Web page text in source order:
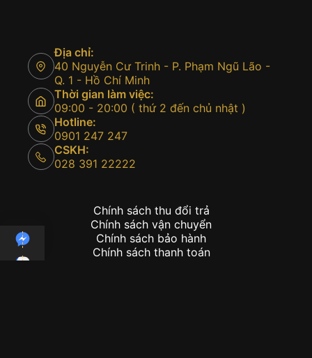
Địa chỉ:
40 Nguyễn Cư Trinh - P. Phạm Ngũ Lão -
Q. 1 - Hồ Chí Minh
Thời gian làm việc:
09:00 - 20:00 ( thứ 2 đến chủ nhật )
Hotline:
0901 247 247
CSKH:
028 391 22222
Chính sách thu đổi trả
Chính sách vận chuyển
Chính sách bảo hành
Chính sách thanh toán